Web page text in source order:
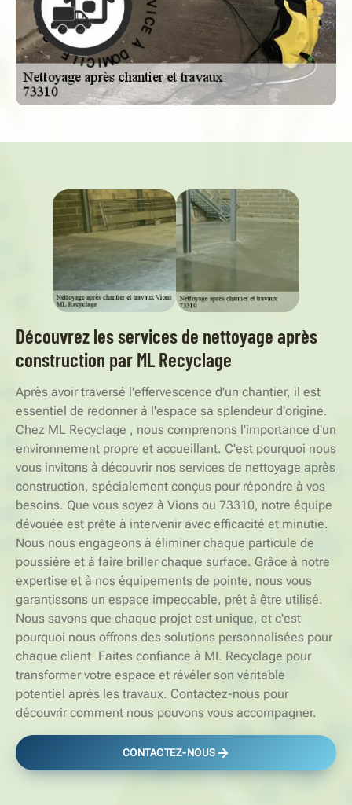
S
E
R
V
I
C
E
À
À
D
O
M
I
C
I
L
E
-
Découvrez les services de nettoyage après
construction par ML Recyclage
Après avoir traversé l'effervescence d'un chantier, il est
essentiel de redonner à l'espace sa splendeur d'origine.
Chez ML Recyclage , nous comprenons l'importance d'un
environnement propre et accueillant. C'est pourquoi nous
vous invitons à découvrir nos services de nettoyage après
construction, spécialement conçus pour répondre à vos
besoins. Que vous soyez à Vions ou 73310, notre équipe
dévouée est prête à intervenir avec efficacité et minutie.
Nous nous engageons à éliminer chaque particule de
poussière et à faire briller chaque surface. Grâce à notre
expertise et à nos équipements de pointe, nous vous
garantissons un espace impeccable, prêt à être utilisé.
Nous savons que chaque projet est unique, et c'est
pourquoi nous offrons des solutions personnalisées pour
chaque client. Faites confiance à ML Recyclage pour
transformer votre espace et révéler son véritable
potentiel après les travaux. Contactez-nous pour
découvrir comment nous pouvons vous accompagner.
CONTACTEZ-NOUS